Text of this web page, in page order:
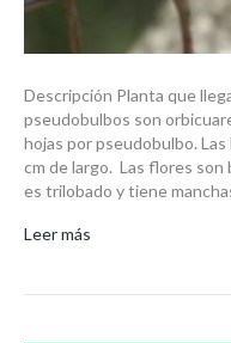
Descripción Planta que
pseudobulbos son
hojas por pseudobulbo.
cm de largo. Las flores son
es trilobado y tiene
Leer más